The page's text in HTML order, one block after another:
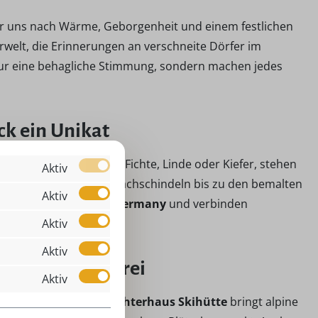
nach Wärme, Geborgenheit und einem festlichen
die Erinnerungen an verschneite Dörfer im
eine behagliche Stimmung, sondern machen jedes
ein Unikat
Buche, Erle, Esche, Fichte, Linde oder Kiefer, stehen
gestaltet – von den Dachschindeln bis zu den bemalten
PrädikatMade in Germany und verbinden
Zuckerbäckerei
Lichterhaus Skihütte bringt alpine
Aktiv
Aktiv
Aktiv
Aktiv
Aktiv